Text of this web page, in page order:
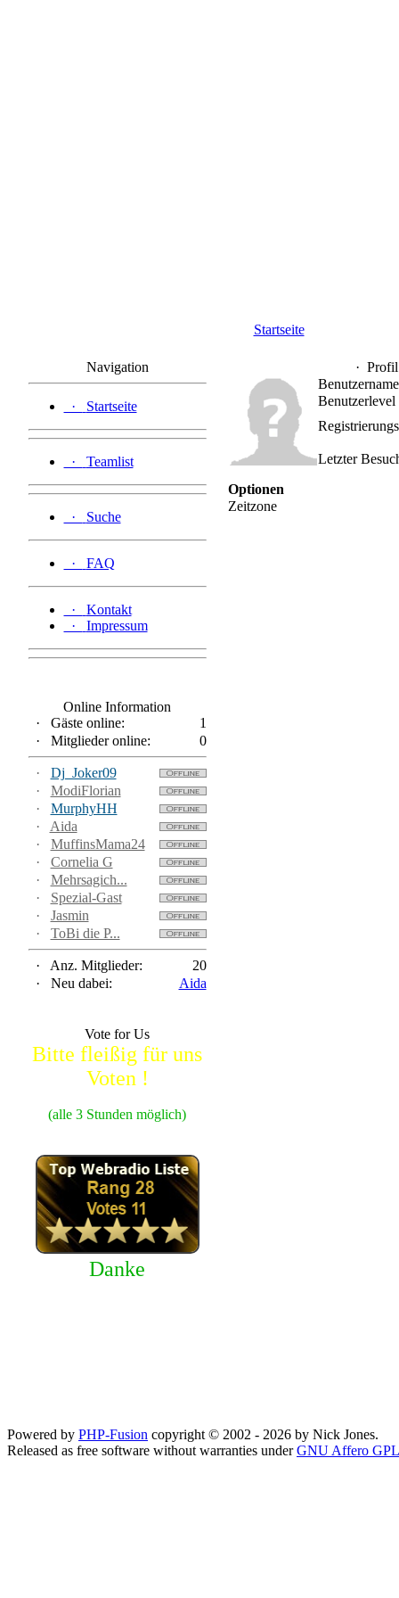
Startseite
Navigation
· Startseite
· Teamlist
· Suche
· FAQ
·
Kontakt
·
Impressum
Online Information
·
Gäste online:
1
·
Mitglieder online: 0
·
Dj_Joker09
·
ModiFlorian
·
MurphyHH
·
Aida
·
MuffinsMama24
·
Cornelia G
·
Mehrsagich...
·
Spezial-Gast
·
Jasmin
·
ToBi die P...
· Anz. Mitglieder:
20
·
Neu dabei: Aida
Vote for Us
Bitte fleißig für uns
Voten !
(alle 3 Stunden möglich)
Danke
·
Benutzername
Benutzerlevel
Letzter
Optionen
Zeitzone
Powered by PHP-Fusion copyright © 2002 - 2026 by Nick Jones.
Released as free software without warranties underGNU Affero GPL